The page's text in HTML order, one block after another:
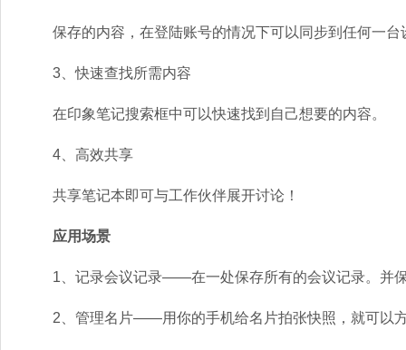
保存的内容，在登陆账号的情况下可以同步到任何一台
3、快速查找所需内容
在印象笔记搜索框中可以快速找到自己想要的内容。
4、高效共享
共享笔记本即可与工作伙伴展开讨论！
应用场景
1、记录会议记录——在一处保存所有的会议记录。并保
2、管理名片——用你的手机给名片拍张快照，就可以方